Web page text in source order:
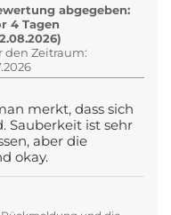
abgegeben:
4 Tagen
den Zeitraum:
merkt, dass sich
Sauberkeit ist sehr
aber die
okay.